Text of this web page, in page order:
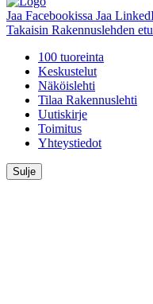
Jaa Facebookissa Jaa
Takaisin Rakennuslehden
100 tuoreinta
Keskustelut
Näköislehti
Tilaa Rakennuslehti
Uutiskirje
Toimitus
Yhteystiedot
Sulje